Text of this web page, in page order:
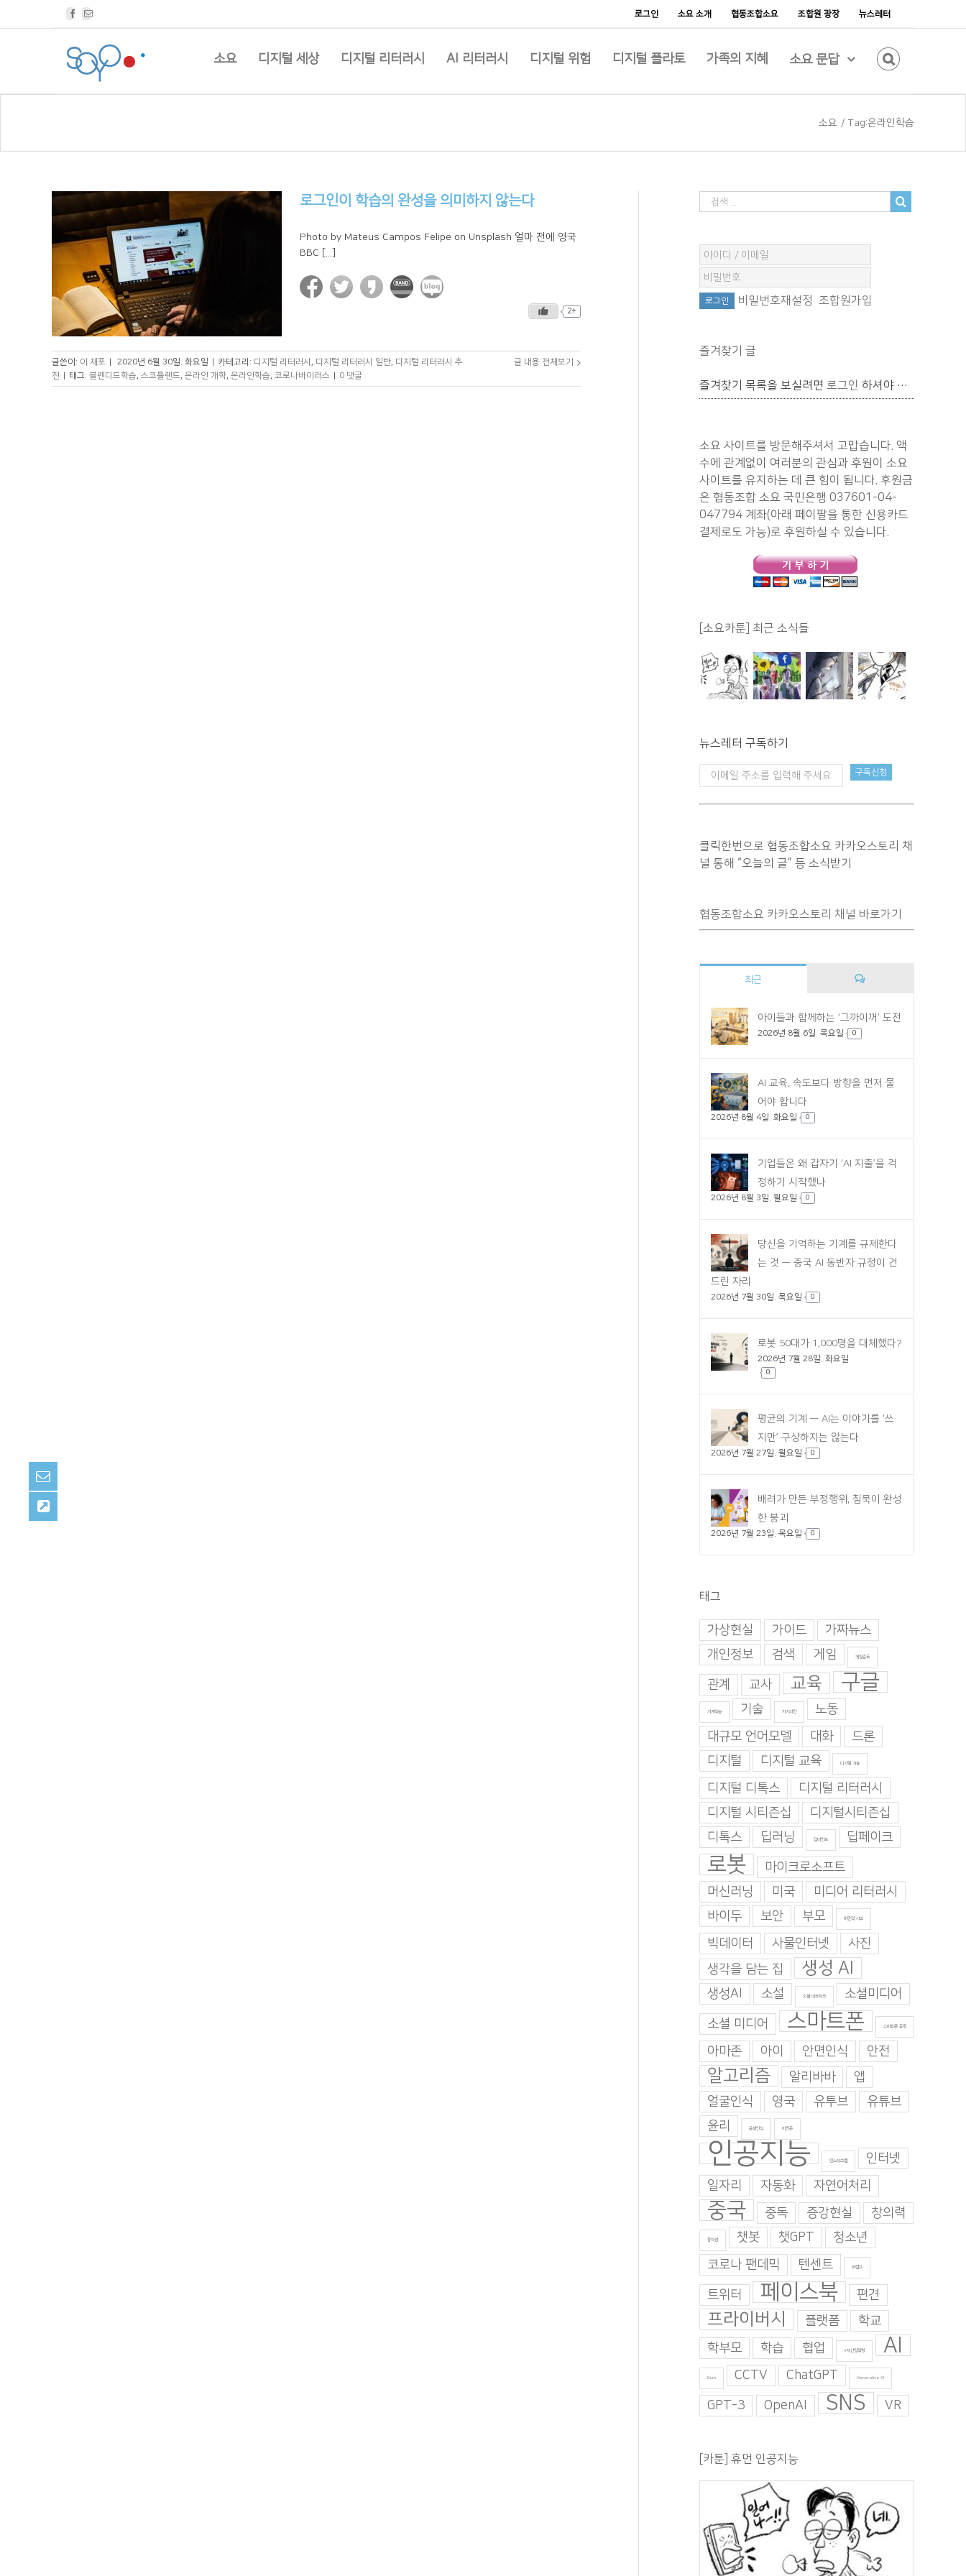
Facebook
로그인 소요 소개 협동조합소요 조합원 광장 뉴스레터
소요 디지털 세상 디지털 리터러시 AI 리터러시 디지털 위험 디지털 플라토 가족의 지혜 소요 문답
소요 / Tag:온라인학습
로그인이 학습의 완성을 의미하지 않는다
Photo by Mateus Campos Felipe on Unsplash 얼마 전에 영국
BBC [...]
2+
글쓴이: 이 재포 | 2020년 6월 30일. 화요일 | 카테고리: 디지털 리터러시 , 디지털 리터러시 일반, 디지털 리터러시 추
천 | 태그: 블렌디드학습, 스코틀랜드, 온라인 개학, 온라인학습, 코로나바이러스 | 0 댓글
글 내용 전체보기
비밀번호재설정 조합원가입
즐겨찾기 글
즐겨찾기 목록을 보실려면 로그인 하셔야 합니다.
소요 사이트를 방문해주셔서 고맙습니다. 액
수에 관계없이 여러분의 관심과 후원이 소요
사이트를 유지하는 데 큰 힘이 됩니다. 후원금
은 협동조합 소요 국민은행 037601-04-
047794 계좌(아래 페이팔을 통한 신용카드
결제로도 가능)로 후원하실 수 있습니다.
[소요카툰] 최근 소식들
뉴스레터 구독하기
클릭한번으로 협동조합소요 카카오스토리 채
널 통해 “오늘의 글” 등 소식받기
협동조합소요 카카오스토리 채널 바로가기
최근
아이들과 함께하는 ‘그까이꺼’ 도전
2026년 8월 6일. 목요일 0
AI 교육, 속도보다 방향을 먼저 물
어야 합니다
2026년 8월 4일. 화요일 0
기업들은 왜 갑자기 ‘AI 지출’을 걱
정하기 시작했나
2026년 8월 3일. 월요일 0
당신을 기억하는 기계를 규제한다
는 것 — 중국 AI 동반자 규정이 건
드린 자리
2026년 7월 30일. 목요일 0
로봇 50대가 1,000명을 대체했다?
2026년 7월 28일. 화요일
0
평균의 기계 — AI는 이야기를 ‘쓰
지만’ 구상하지는 않는다
2026년 7월 27일. 월요일 0
배려가 만든 부정행위, 침묵이 완성
한 붕괴
2026년 7월 23일. 목요일 0
태그
가상현실 가이드
가짜뉴스
개인정보
검색 게임 게임중독
관계 교사 교육 구글
기계학습 기술 기지과인
노동
대규모 언어모델
대화
드론
디지털
디지털 교육 디지털 기술
디지털 디톡스
디지털 리터러시
디지털 시티즌십
디지털시티즌십
디톡스
딥러닝 딥마인드 딥페이크
로봇
마이크로소프트
머신러닝
미국
미디어 리터러시
바이두
보안 부모 비판적 사고
빅데이터 사물인터넷
사진
생각을 담는 집
생성 AI
생성AI 소설 소셜 네트워크 소셜미디어
소셜 미디어 스마트폰 스마트폰 중독
아마존 아이 안면인식 안전
알고리즘 알리바바
앱
얼굴인식
영국 유투브
유튜브
윤리
음성인식 이인준
인공지능 인스타그램
인터넷
일자리
자동화 자연어처리
중국 중독 증강현실 창의력
창의성 챗봇 챗GPT
청소년
코로나 팬데믹
텐센트 트럼프
트위터 페이스북 편견
프라이버시 플랫폼
학교
학부모
학습 협업 4차산업혁명 AI
Burn CCTV ChatGPT Generative AI
GPT-3 OpenAI SNS VR
[카툰] 휴먼 인공지능